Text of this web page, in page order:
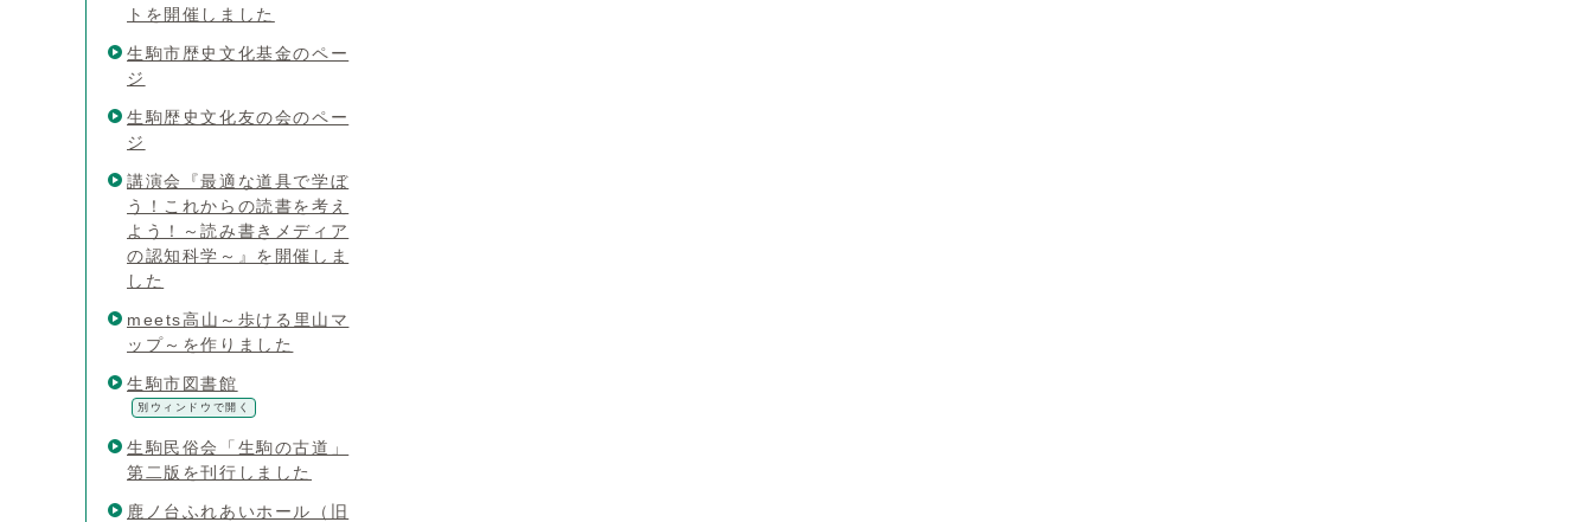
トを開催しました
生駒市歴史文化基金のペー
ジ
生駒歴史文化友の会のペー
ジ
講演会『最適な道具で学ぼ
う！これからの読書を考え
よう！～読み書きメディア
の認知科学～』を開催しま
した
meets高山～歩ける里山マ
ップ～を作りました
生駒市図書館
別ウィンドウで開く
生駒民俗会「生駒の古道」
第二版を刊行しました
鹿ノ台ふれあいホール（旧